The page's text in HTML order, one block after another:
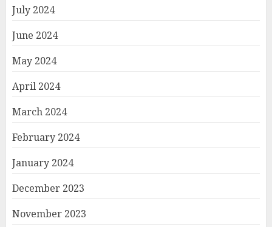
July 2024
June 2024
May 2024
April 2024
March 2024
February 2024
January 2024
December 2023
November 2023